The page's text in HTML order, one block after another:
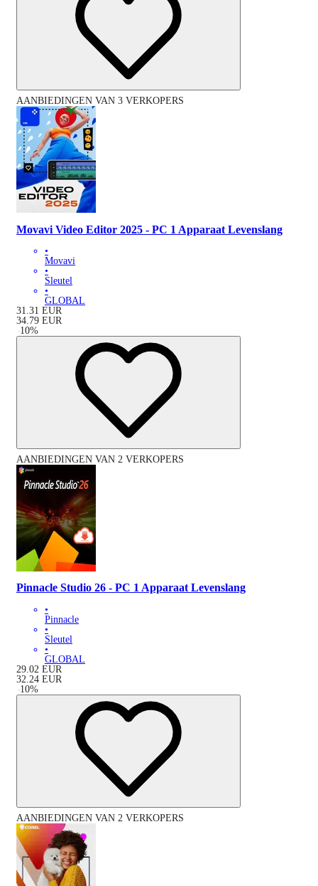
AANBIEDINGEN VAN 3 VERKOPERS
Movavi Video Editor 2025 - PC 1 Apparaat Levenslang
•
Movavi
•
Sleutel
•
GLOBAL
31.31 EUR
34.79 EUR
-10%
AANBIEDINGEN VAN 2 VERKOPERS
Pinnacle Studio 26 - PC 1 Apparaat Levenslang
•
Pinnacle
•
Sleutel
•
GLOBAL
29.02 EUR
32.24 EUR
-10%
AANBIEDINGEN VAN 2 VERKOPERS